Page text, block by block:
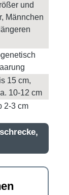
und
Männchen
15 cm,
10-12 cm
2-3 cm